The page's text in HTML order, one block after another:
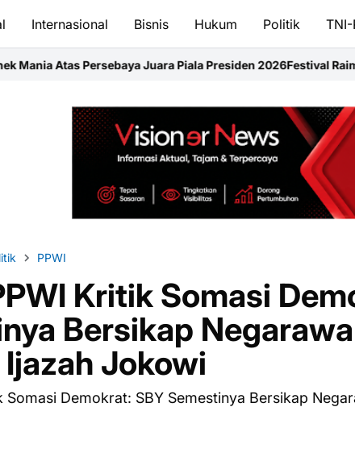
Internasional Bisnis Hukum Politik TNI-
Piala Presiden 2026Festival Raimuti 2026 Semarak,
PPWI
Kritik Somasi
Bersikap
Jokowi
Somasi Demokrat: SBY Semestinya Bersikap